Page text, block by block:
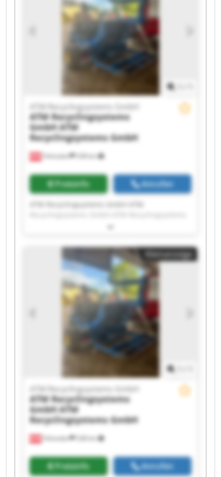
GmbH ATM Recyclingsystems GmbH ATM
Recyclingsystems GmbH ATM Recyclingsystems
GmbH ATM Recyclingsystems GmbH ATM
Recyclingsystems GmbH ATM Recyclingsystems
GmbH ATM Recyclingsystems GmbH ATM
Recyclingsystems GmbH
538 km
ATM Recyclingsystems GmbH
ATM Recyclingsystems
GmbHATM
Recyclingsystems GmbH
Preisinfo Anrufen
ATM Recyclingsystems GmbH ATM
GmbH ATM Recyclingsystems GmbH ATM
GmbH ATM Recyclingsystems GmbH ATM
Recyclingsystems GmbH ATM Recyclingsystems
GmbH ATM Recyclingsystems GmbH ATM
Recyclingsystems GmbH ATM Recyclingsystems
GmbH ATM Recyclingsystems GmbH ATM
Recyclingsystems GmbH ATM Recyclingsystems
GmbH ATM Recyclingsystems GmbH ATM
Recyclingsystems GmbH ATM Recyclingsystems
GmbH ATM Recyclingsystems GmbH ATM
Recyclingsystems GmbH
Kleinanzeige
538 km
ATM Recyclingsystems GmbH
ATM Recyclingsystems
GmbHATM
Recyclingsystems GmbH
Preisinfo Anrufen